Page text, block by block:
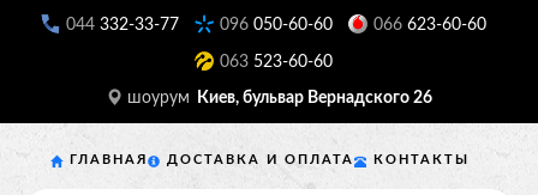
044 332-33-77 096 050-60-60 066 623-60-60
063 523-60-60
шоурум Киев, бульвар Вернадского 26
ГЛАВНАЯ ДОСТАВКА И ОПЛАТА КОНТАКТЫ